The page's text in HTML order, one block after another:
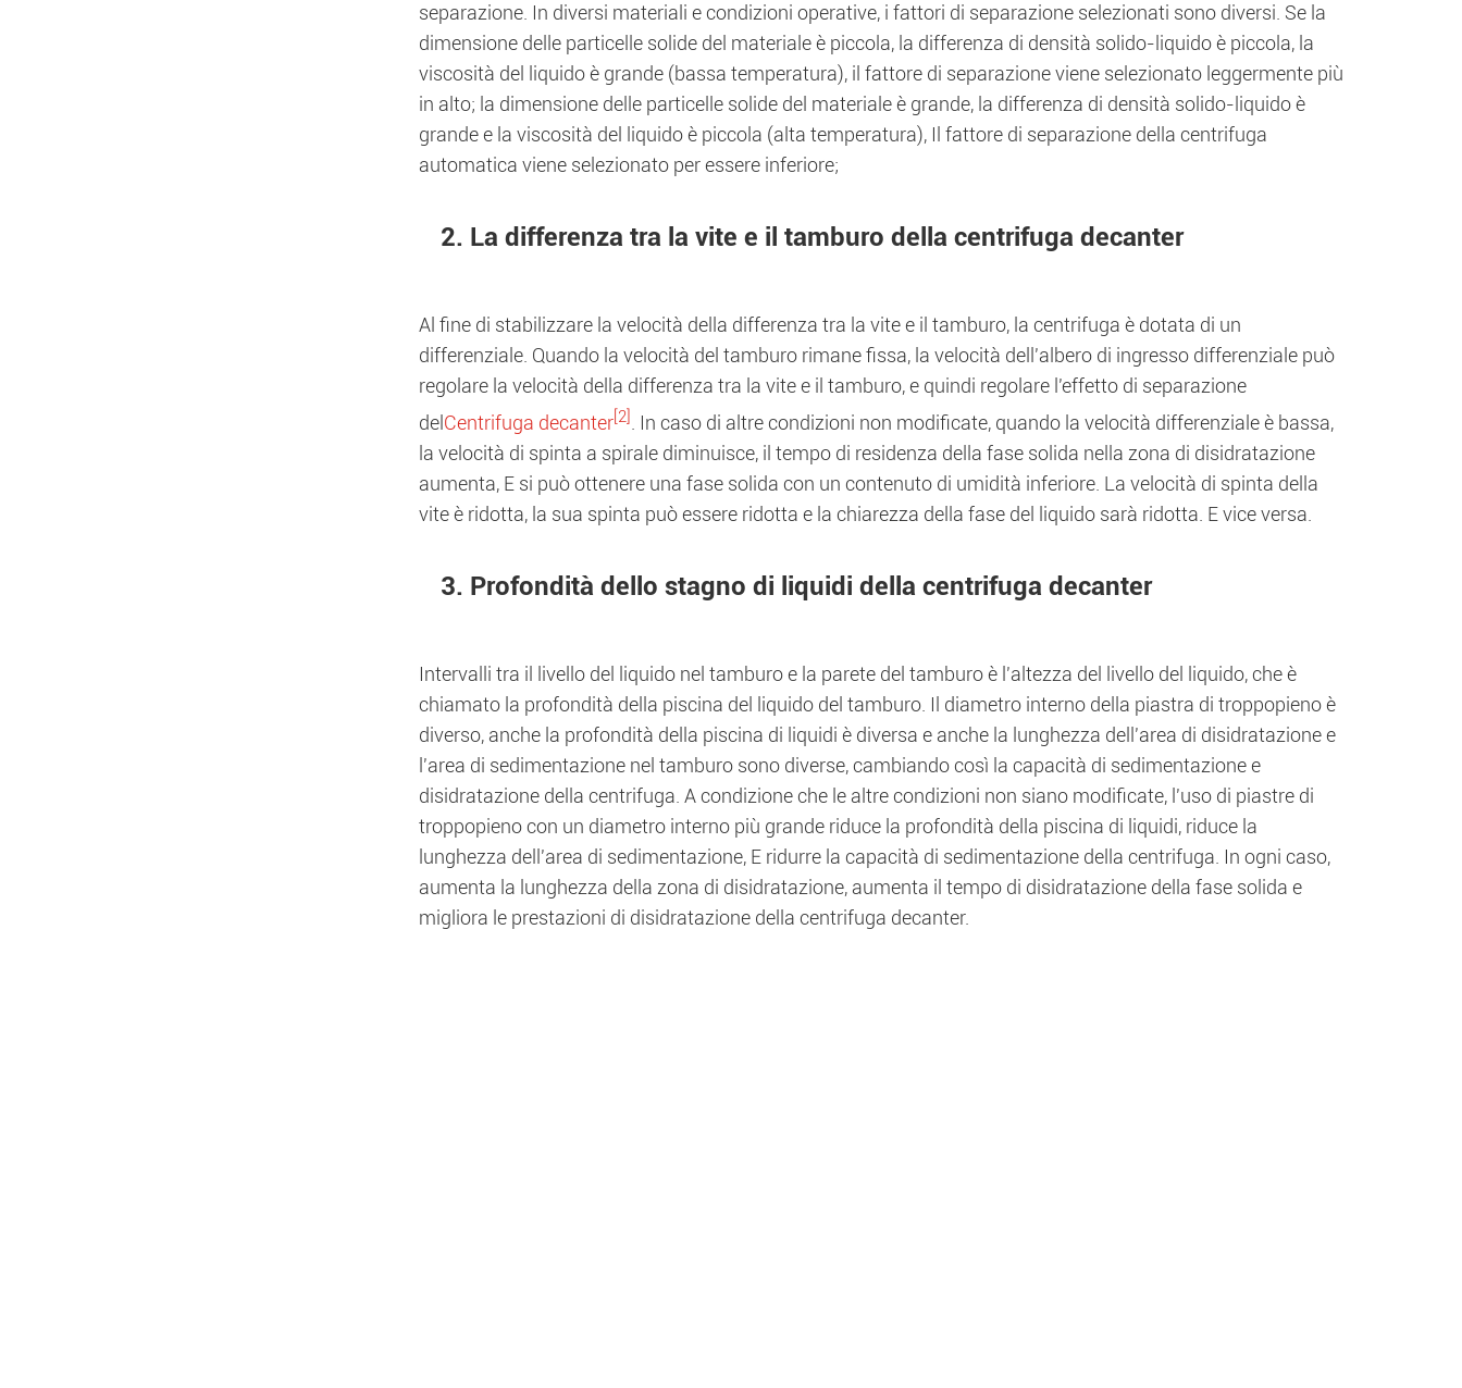
separazione. In diversi materiali e condizioni operative, i fattori di separazione selezionati sono diversi. Se la
dimensione delle particelle solide del materiale è piccola, la differenza di densità solido-liquido è piccola, la
viscosità del liquido è grande (bassa temperatura), il fattore di separazione viene selezionato leggermente più
in alto; la dimensione delle particelle solide del materiale è grande, la differenza di densità solido-liquido è
grande e la viscosità del liquido è piccola (alta temperatura), Il fattore di separazione della centrifuga
automatica viene selezionato per essere inferiore;
2. La differenza tra la vite e il tamburo della centrifuga decanter
Al fine di stabilizzare la velocità della differenza tra la vite e il tamburo, la centrifuga è dotata di un
differenziale. Quando la velocità del tamburo rimane fissa, la velocità dell'albero di ingresso differenziale può
regolare la velocità della differenza tra la vite e il tamburo, e quindi regolare l'effetto di separazione
del Centrifuga decanter[2]
. In caso di altre condizioni non modificate, quando la velocità differenziale è bassa,
la velocità di spinta a spirale diminuisce, il tempo di residenza della fase solida nella zona di disidratazione
aumenta, E si può ottenere una fase solida con un contenuto di umidità inferiore. La velocità di spinta della
vite è ridotta, la sua spinta può essere ridotta e la chiarezza della fase del liquido sarà ridotta. E vice versa.
3. Profondità dello stagno di liquidi della centrifuga decanter
Intervalli tra il livello del liquido nel tamburo e la parete del tamburo è l'altezza del livello del liquido, che è
chiamato la profondità della piscina del liquido del tamburo. Il diametro interno della piastra di troppopieno è
diverso, anche la profondità della piscina di liquidi è diversa e anche la lunghezza dell'area di disidratazione e
l'area di sedimentazione nel tamburo sono diverse, cambiando così la capacità di sedimentazione e
disidratazione della centrifuga. A condizione che le altre condizioni non siano modificate, l'uso di piastre di
troppopieno con un diametro interno più grande riduce la profondità della piscina di liquidi, riduce la
lunghezza dell'area di sedimentazione, E ridurre la capacità di sedimentazione della centrifuga. In ogni caso,
aumenta la lunghezza della zona di disidratazione, aumenta il tempo di disidratazione della fase solida e
migliora le prestazioni di disidratazione della centrifuga decanter.